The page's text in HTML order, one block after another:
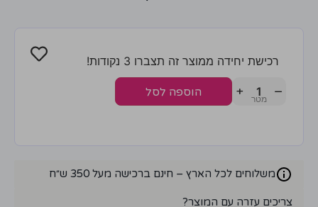
רכישת יחידה ממוצר זה תצברו 3 נקודות!
−
+ הוספה לסל
משלוחים לכל הארץ – חינם ברכישה מעל 350 ש״ח
צריכים עזרה עם המוצר?